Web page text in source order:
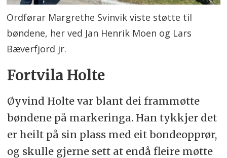
Ordførar Margrethe Svinvik viste støtte til
bøndene, her ved Jan Henrik Moen og Lars
Bæverfjord jr.
Fortvila Holte
Øyvind Holte var blant dei frammøtte
bøndene på markeringa. Han tykkjer det
er heilt på sin plass med eit bondeopprør,
og skulle gjerne sett at endå fleire møtte